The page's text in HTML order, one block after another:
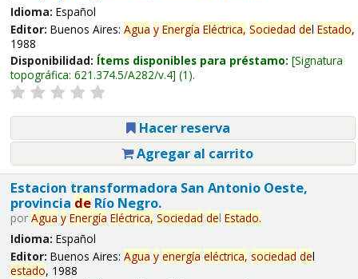
Idioma: Español
Editor: Buenos Aires: Agua y Energía Eléctrica, Sociedad del Estado,
1988
Disponibilidad: Ítems disponibles para préstamo: Signatura
topográfica: 621.374.5/A282/v.4 (1).
Hacer reserva
Agregar al carrito
Estacion transformadora San Antonio Oeste,
provincia deRío Negro.
por Agua y Energía Eléctrica, Sociedad del Estado.
Idioma: Español
Editor: Buenos Aires: Agua y energía eléctrica, sociedad del
estado, 1988